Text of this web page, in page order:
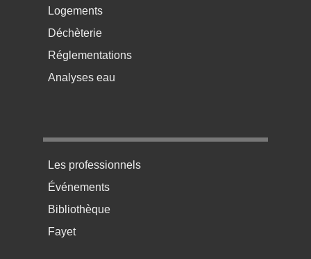
Logements
Déchèterie
Réglementations
Analyses eau
Menu pratique bas de page 3
Les professionnels
Événements
Bibliothèque
Fayet